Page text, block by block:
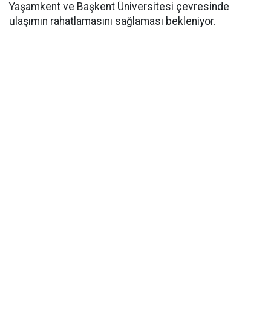
Yaşamkent ve Başkent Üniversitesi çevresinde
ulaşımın rahatlamasını sağlaması bekleniyor.